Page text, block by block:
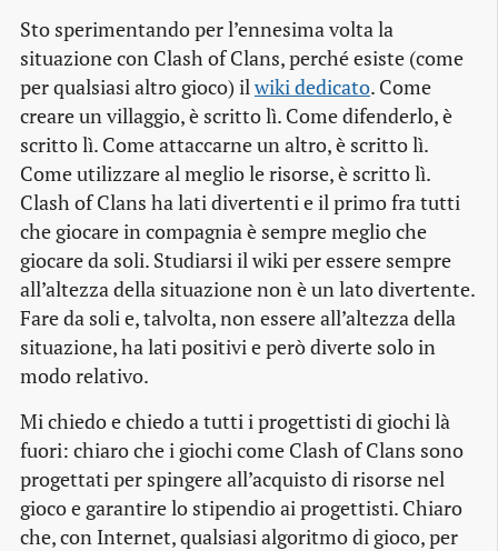
Sto sperimentando per l’ennesima volta la
situazione con Clash of Clans, perché esiste (come
per qualsiasi altro gioco) ilwiki dedicato. Come
creare un villaggio, è scritto lì. Come difenderlo, è
scritto lì. Come attaccarne un altro, è scritto lì.
Come utilizzare al meglio le risorse, è scritto lì.
Clash of Clans ha lati divertenti e il primo fra tutti
che giocare in compagnia è sempre meglio che
giocare da soli. Studiarsi il wiki per essere sempre
all’altezza della situazione non è un lato divertente.
Fare da soli e, talvolta, non essere all’altezza della
situazione, ha lati positivi e però diverte solo in
modo relativo.
Mi chiedo e chiedo a tutti i progettisti di giochi là
fuori: chiaro che i giochi come Clash of Clans sono
progettati per spingere all’acquisto di risorse nel
gioco e garantire lo stipendio ai progettisti. Chiaro
che, con Internet, qualsiasi algoritmo di gioco, per